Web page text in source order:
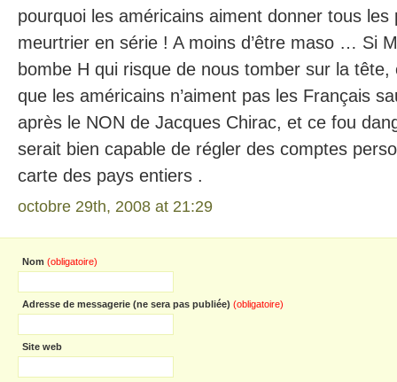
pourquoi les américains aiment donner tous les
meurtrier en série ! A moins d’être maso … Si
bombe H qui risque de nous tomber sur la tête,
que les américains n’aiment pas les Français
après le NON de Jacques Chirac, et ce fou
serait bien capable de régler des comptes
carte des pays entiers .
octobre 29th, 2008 at 21:29
Nom (obligatoire)
Adresse de messagerie (ne sera pas publiée) (obligatoire)
Site web